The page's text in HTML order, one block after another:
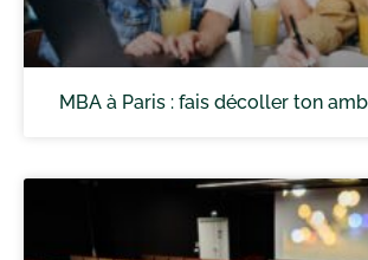
MBA à Paris : fais décoller ton